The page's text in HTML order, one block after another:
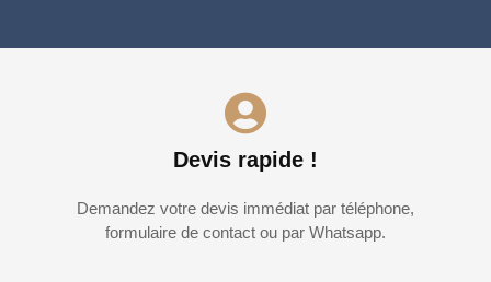
Devis rapide !
Demandez votre devis immédiat par téléphone,
formulaire de contact ou par Whatsapp.